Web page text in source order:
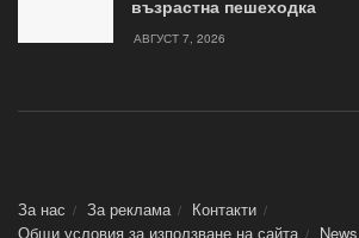
възрастна пешеходка
АВГУСТ 7, 2026
За нас За реклама
Контакти
Общи условия за използване на сайта